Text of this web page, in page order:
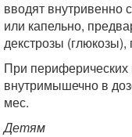
вводят внутривенно
или капельно,
декстрозы (глюкозы),
При периферических
внутримышечно в
мес.
Детям